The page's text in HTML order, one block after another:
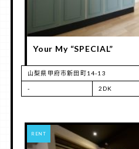
Your My “SPECIAL”
山梨県甲府市新田町14-13
- 2DK
RENT